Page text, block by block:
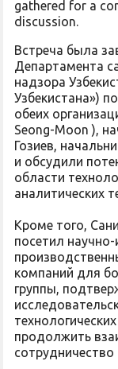
Встреча была
Департамента
надзора
Узбекистана»)
обеих
Seong-Moon ),
Гозиев,
и обсудили
области
аналитических
Кроме того,
посетил
компаний для
группы,
продолжить
сотрудничество